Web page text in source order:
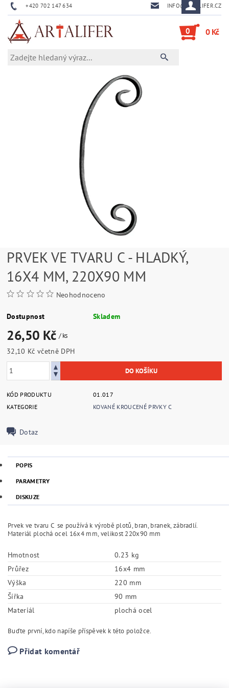
+420 702 147 634 INFO@ARTALIFER.CZ
0 0 Kč
PRVEK VE TVARU C - HLADKÝ,
16X4 MM, 220X90 MM
Neohodnoceno
Dostupnost Skladem
26,50 Kč/ ks
32,10 Kč včetně DPH
KÓD PRODUKTU
01.017
KATEGORIE
KOVANÉ KROUCENÉ PRVKY C
Dotaz
POPIS
PARAMETRY
DISKUZE
Prvek ve tvaru C se používá k výrobě plotů, bran, branek, zábradlí.
Materiál plochá ocel 16x4 mm, velikost 220x90 mm
Hmotnost
0.23 kg
Průřez
16x4 mm
Výška
220 mm
Šířka
90 mm
Materiál
plochá ocel
Buďte první, kdo napíše příspěvek k této položce.
Přidat komentář